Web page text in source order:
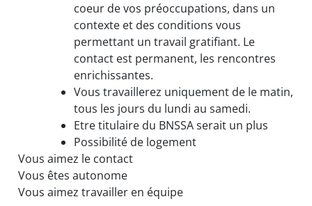
coeur de vos préoccupations, dans un
contexte et des conditions vous
permettant un travail gratifiant. Le
contact est permanent, les rencontres
enrichissantes.
Vous travaillerez uniquement de le matin,
tous les jours du lundi au samedi.
Etre titulaire du BNSSA serait un plus
Possibilité de logement
Vous aimez le contact
Vous êtes autonome
Vous aimez travailler en équipe